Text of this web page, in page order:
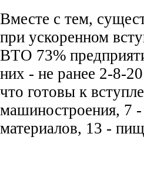
Вместе с тем,
при ускоренном
ВТО 73%
них - не ранее 2-8-
что готовы к
машиностроения, 7
материалов, 13 -